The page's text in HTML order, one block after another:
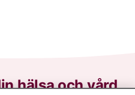
hälsa och vård